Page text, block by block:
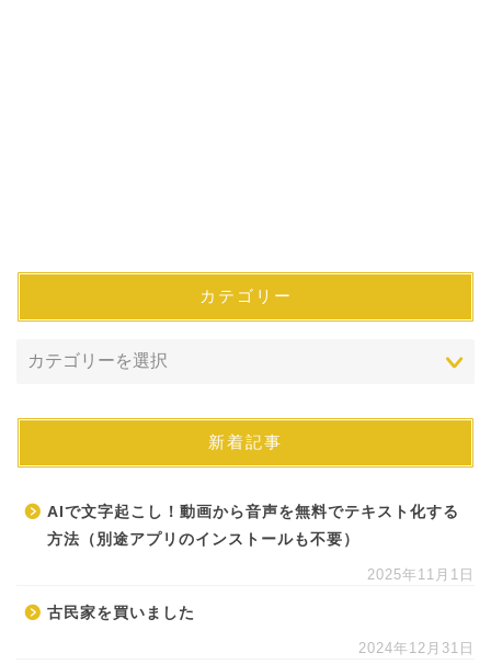
カテゴリー
新着記事
AIで文字起こし！動画から音声を無料でテキスト化する
方法（別途アプリのインストールも不要）
2025年11月1日
古民家を買いました
2024年12月31日